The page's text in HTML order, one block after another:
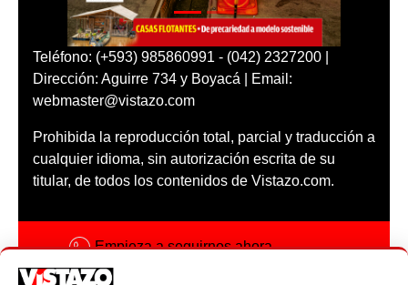
Teléfono: (+593) 985860991 - (042) 2327200 |
Dirección: Aguirre 734 y Boyacá | Email:
webmaster@vistazo.com
Prohibida la reproducción total, parcial y traducción a
cualquier idioma, sin autorización escrita de su
titular, de todos los contenidos de Vistazo.com.
Empieza a seguirnos ahora